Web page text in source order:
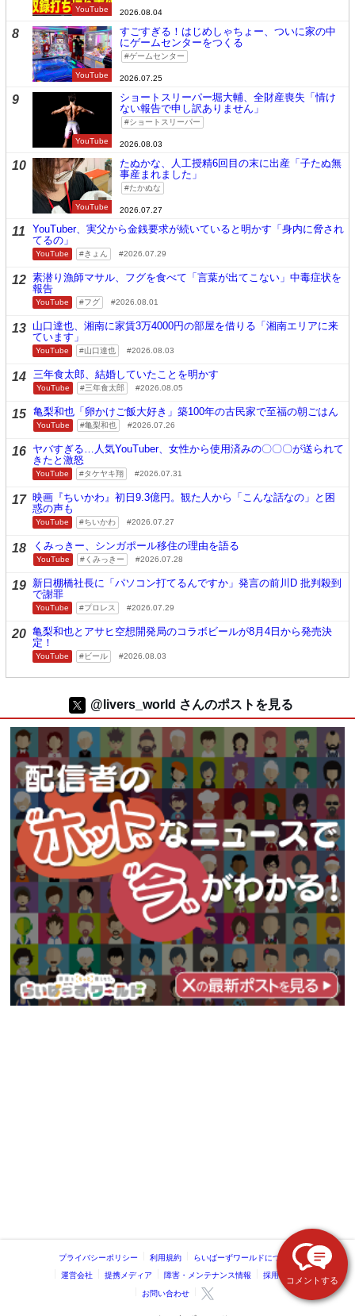
コメントする
YouTube 2026.08.04
8
YouTube
すごすぎる！はじめしゃちょー、ついに家の中
にゲームセンターをつくる
ゲームセンター
2026.07.25
9
YouTube
ショートスリーパー堀大輔、全財産喪失「情け
ない報告で申し訳ありません」
ショートスリーパー
2026.08.03
10
YouTube
たぬかな、人工授精6回目の末に出産「子たぬ無
事産まれました」
たかぬな
2026.07.27
11
YouTuber、実父から金銭要求が続いていると明かす「身内に脅され
てるの」
YouTube きょん 2026.07.29
12 素潜り漁師マサル、フグを食べて「言葉が出てこない」中毒症状を
報告
YouTube フグ 2026.08.01
13 山口達也、湘南に家賃3万4000円の部屋を借りる「湘南エリアに来
ています」
YouTube 山口達也 2026.08.03
14 三年食太郎、結婚していたことを明かす
YouTube 三年食太郎 2026.08.05
15 亀梨和也「卵かけご飯大好き」築100年の古民家で至福の朝ごはん
YouTube 亀梨和也 2026.07.26
16 ヤバすぎる…人気YouTuber、女性から使用済みの〇〇〇が送られて
きたと激怒
YouTube タケヤキ翔 2026.07.31
17 映画『ちいかわ』初日9.3億円。観た人から「こんな話なの」と困
惑の声も
YouTube ちいかわ 2026.07.27
18 くみっきー、シンガポール移住の理由を語る
YouTube くみっきー 2026.07.28
19 新日棚橋社長に「パソコン打てるんですか」発言の前川D 批判殺到
で謝罪
YouTube プロレス 2026.07.29
20 亀梨和也とアサヒ空想開発局のコラボビールが8月4日から発売決
定！
YouTube ビール 2026.08.03
@livers_world さんのポストを見る
プライバシーポリシー 利用規約 らいばーずワールドについて
運営会社 提携メディア 障害・メンテナンス情報 採用情報
お問い合わせ